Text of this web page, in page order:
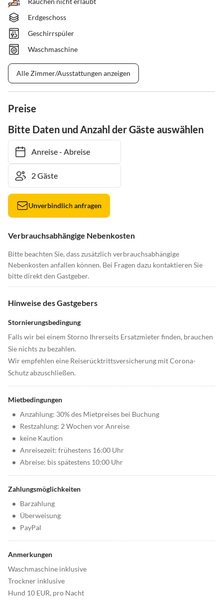
Erdgeschoss
Geschirrspüler
Waschmaschine
Alle Zimmer/Ausstattungen anzeigen
Preise
Bitte Daten und Anzahl der Gäste auswählen
Anreise- Abreise
Unverbindlich anfragen
Verbrauchsabhängige Nebenkosten
Bitte beachten Sie, dass zusätzlich verbrauchsabhängige
Nebenkosten anfallen können. Bei Fragen dazu kontaktieren Sie
bitte direkt den Gastgeber.
Hinweise des Gastgebers
Stornierungsbedingung
Falls wir bei einem Storno Ihrerseits Ersatzmieter finden, brauchen
Sie nichts zu bezahlen.
Wir empfehlen eine Reiserücktrittsversicherung mit Corona-
Schutz abzuschließen.
Mietbedingungen
• Anzahlung: 30% des Mietpreises bei Buchung
• Restzahlung: 2 Wochen vor Anreise
• keine Kaution
• Anreisezeit: frühestens 16:00 Uhr
• Abreise: bis spätestens 10:00 Uhr
Zahlungsmöglichkeiten
• Barzahlung
• Überweisung
• PayPal
Anmerkungen
Waschmaschine inklusive
Trockner inklusive
Hund 10 EUR, pro Nacht